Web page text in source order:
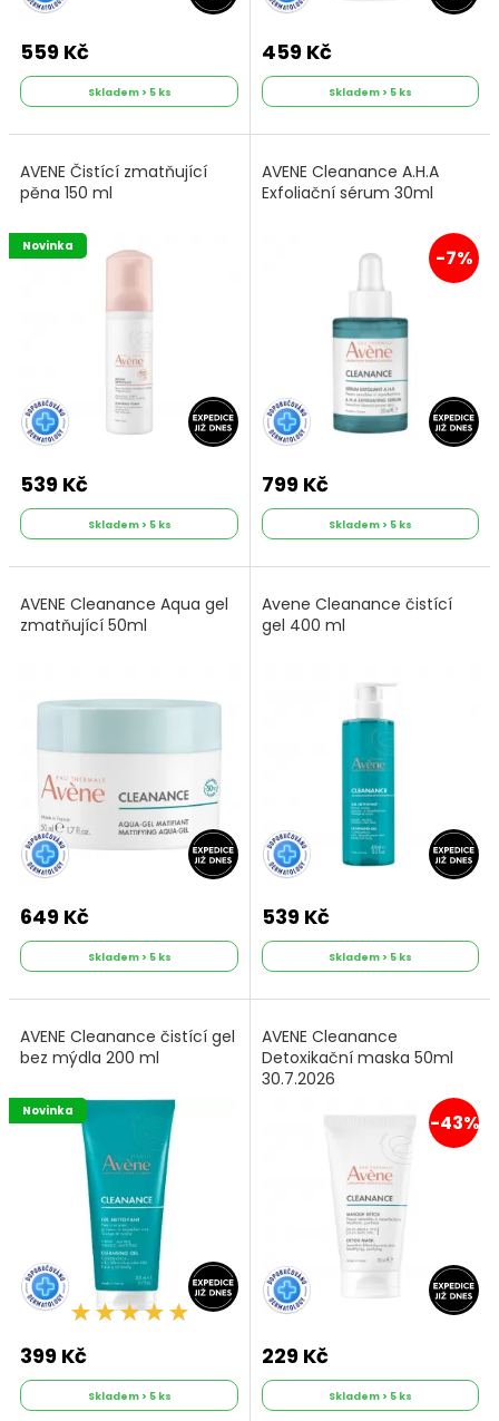
559 Kč
Skladem > 5 ks
459 Kč
Skladem > 5 ks
AVENE Čistící zmatňující
pěna 150 ml
Novinka
539 Kč
Skladem > 5 ks
AVENE Cleanance A.H.A
Exfoliační sérum 30ml
-7%
799 Kč
Skladem > 5 ks
AVENE Cleanance Aqua gel
zmatňující 50ml
649 Kč
Skladem > 5 ks
Avene Cleanance čistící
gel 400 ml
539 Kč
Skladem > 5 ks
AVENE Cleanance čistící gel
bez mýdla 200 ml
Novinka
399 Kč
Skladem > 5 ks
AVENE Cleanance
Detoxikační maska 50ml
30.7.2026
-43%
229 Kč
Skladem > 5 ks